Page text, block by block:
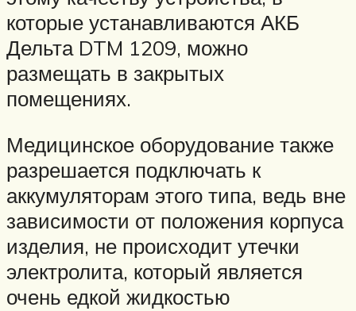
которые устанавливаются АКБ
Дельта DTM 1209, можно
размещать в закрытых
помещениях.
Медицинское оборудование также
разрешается подключать к
аккумуляторам этого типа, ведь вне
зависимости от положения корпуса
изделия, не происходит утечки
электролита, который является
очень едкой жидкостью